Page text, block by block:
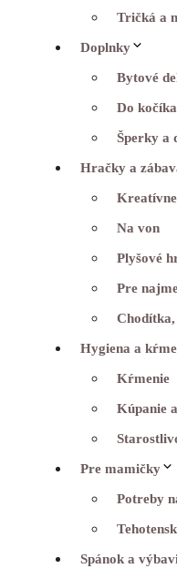
Tričká a
Doplnky
Bytové
Do kočíka
Šperky a
Hračky a
Na von
Plyšové
Pre
Hygiena a
Kŕmenie
Kúpanie
Pre mamičky
Potreby
Spánok a